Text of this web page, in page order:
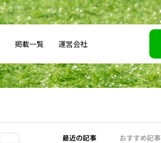
掲載一覧 運営会社
最近の記事 おすすめ記事